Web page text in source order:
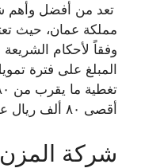
تعد من أفضل وأهم
مملكة عمان، حيث
وفقاً لأحكام الشريعة
أقصى ٨٠ ألف ريال عماني.
شركة